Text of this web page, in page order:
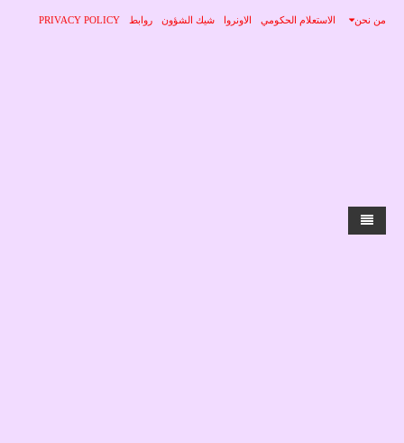
من نحن الاستعلام الحكومي الاونروا شيك الشؤون روابط PRIVACY POLICY